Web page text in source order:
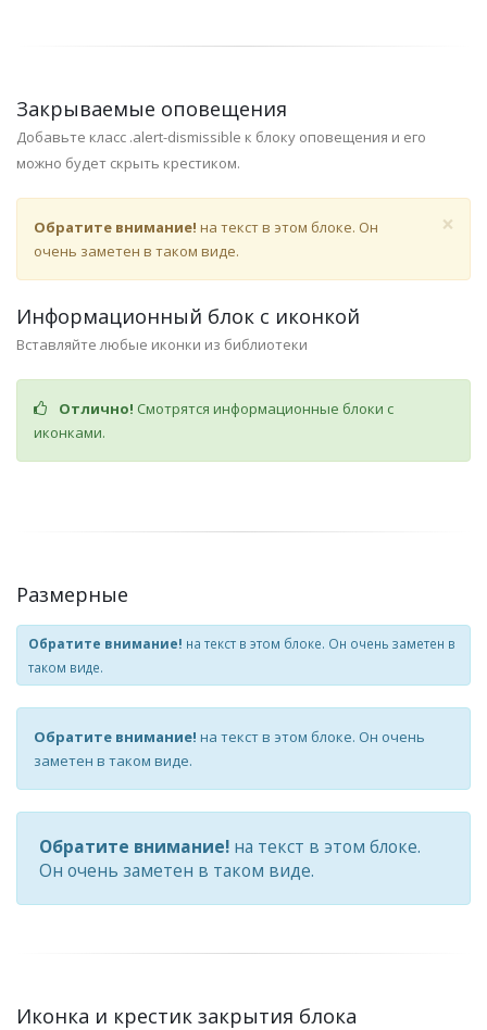
Закрываемые оповещения
Добавьте класс .alert-dismissible к блоку оповещения и его
можно будет скрыть крестиком.
×
Обратите внимание! на текст в этом блоке. Он
очень заметен в таком виде.
Информационный блок с иконкой
Вставляйте любые иконки из библиотеки
Отлично! Смотрятся информационные блоки с
иконками.
Размерные
Обратите внимание! на текст в этом блоке. Он очень заметен в
таком виде.
Обратите внимание! на текст в этом блоке. Он очень
заметен в таком виде.
Обратите внимание! на текст в этом блоке.
Он очень заметен в таком виде.
Иконка и крестик закрытия блока